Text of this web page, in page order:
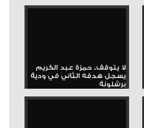
لا يتوقف.. حمزة عبد الكريم
يسجل هدفه الثاني في ودية
برشلونة